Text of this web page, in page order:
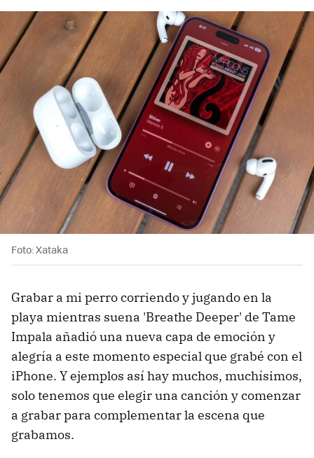
Foto: Xataka
Grabar a mi perro corriendo y jugando en la
playa mientras suena 'Breathe Deeper' de Tame
Impala añadió una nueva capa de emoción y
alegría a este momento especial que grabé con el
iPhone. Y ejemplos así hay muchos, muchísimos,
solo tenemos que elegir una canción y comenzar
a grabar para complementar la escena que
grabamos.